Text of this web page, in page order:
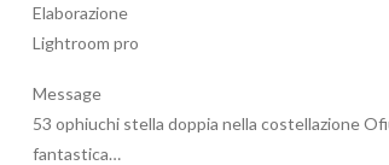
Elaborazione
Lightroom pro
Message
53 ophiuchi stella doppia nella costellazione
fantastica…